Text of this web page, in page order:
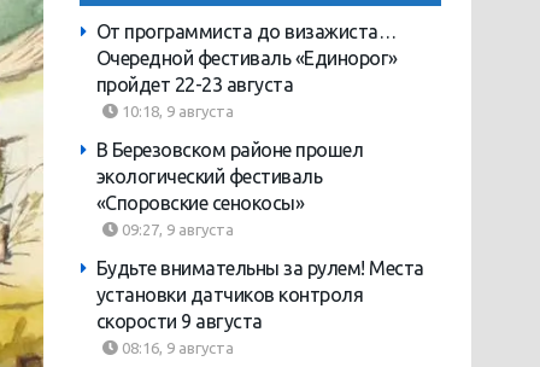
От программиста до визажиста…
Очередной фестиваль «Единорог»
пройдет 22-23 августа
10:18, 9 августа
В Березовском районе прошел
экологический фестиваль
«Споровские сенокосы»
09:27, 9 августа
Будьте внимательны за рулем! Места
установки датчиков контроля
скорости 9 августа
08:16, 9 августа